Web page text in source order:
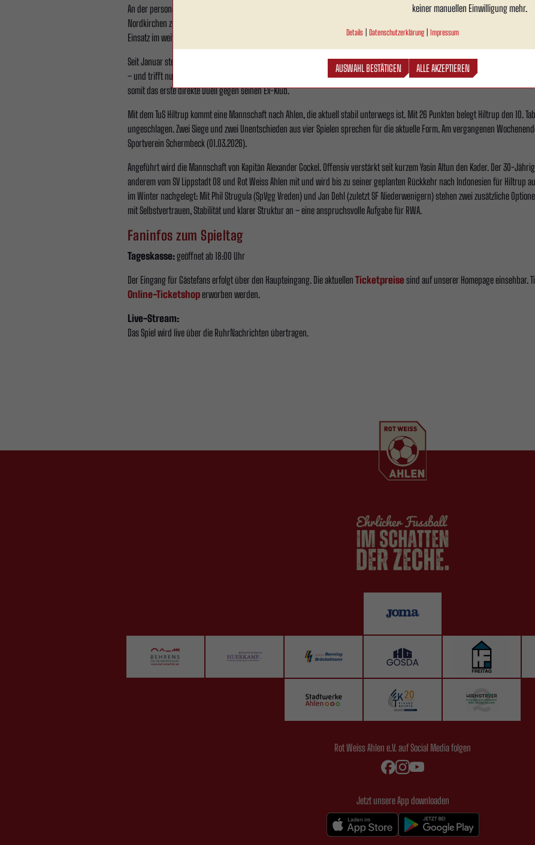
keiner manuellen Einwilligung mehr.
Details | Datenschutzerklärung | Impressum
AUSWAHL BESTÄTIGEN ALLE AKZEPTIEREN
An der personellen Lage hat sich nichts geändert. Jan Holldack fällt weiterhin mit einem Muskelfaserriss aus, den er sich im
Nordkirchen zugezogen hatte. Zudem fehlt Mike Pihl nach seinem Muskelbündelriss weiterhin und wird voraussichtlich
Einsatz im weiteren Saisonverlauf ist derzeit fraglich. Ansonsten steht dem Trainerteam ein einsatzbereiter Kader zur Verfügung.
Seit Januar steht Marcel Stöppel als neuer Cheftrainer an der Seitenlinie von Rot Weiss Ahlen. Der 38-Jährige übernahm die
– und trifft nun ausgerechnet auf seinen ehemaligen Verein. Stöppel kam vom TuS Hiltrup, mit dem er als Aufsteiger für Furore
somit das erste direkte Duell gegen seinen Ex-Klub.
Mit dem TuS Hiltrup kommt eine Mannschaft nach Ahlen, die aktuell stabil unterwegs ist. Mit 26 Punkten belegt Hiltrup den 10.
ungeschlagen. Zwei Siege und zwei Unentschieden aus vier Spielen sprechen für die aktuelle Form. Am vergangenen
Sportverein Schermbeck (01.03.2026).
Angeführt wird die Mannschaft von Kapitän Alexander Gockel. Offensiv verstärkt seit kurzem Yasin Altun den Kader. Der 30-
anderem vom SV Lippstadt 08 und Rot Weiss Ahlen mit und wird bis zu seiner geplanten Rückkehr nach Indonesien für Hiltrup
im Winter nachgelegt: Mit Phil Strugula (SpVgg Vreden) und Jan Dehl (zuletzt SF Niederwenigern) stehen zwei zusätzliche
mit Selbstvertrauen, Stabilität und klarer Struktur an – eine anspruchsvolle Aufgabe für RWA.
Faninfos zum Spieltag
Tageskasse:geöffnet ab 18:00 Uhr
Der Eingang für Gästefans erfolgt über den Haupteingang. Die aktuellen Ticketpreise sind auf unserer Homepage einsehbar.
Online-Ticketshoperworben werden.
Live-Stream:
Das Spiel wird live über die RuhrNachrichten übertragen.
Rot Weiss Ahlen e.V. auf Social Media folgen
Jetzt unsere App downloaden